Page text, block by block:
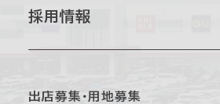
マテリアリティ
採用情報
出店募集・用地募集